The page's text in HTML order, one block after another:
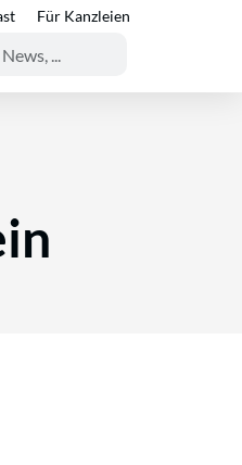
Für Kanzleien